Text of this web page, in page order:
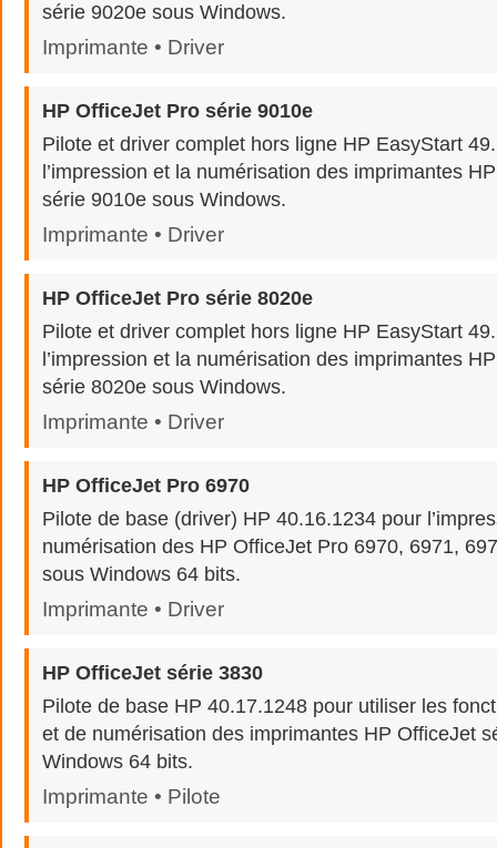
série 9020e sous Windows.
Imprimante • Driver
HP OfficeJet Pro série 9010e
Pilote et driver complet hors ligne HP EasyStart
l’impression et la numérisation des imprimantes
série 9010e sous Windows.
Imprimante • Driver
HP OfficeJet Pro série 8020e
Pilote et driver complet hors ligne HP EasyStart
l’impression et la numérisation des imprimantes
série 8020e sous Windows.
Imprimante • Driver
HP OfficeJet Pro 6970
Pilote de base (driver) HP 40.16.1234 pour
numérisation des HP OfficeJet Pro 6970, 6971,
sous Windows 64 bits.
Imprimante • Driver
HP OfficeJet série 3830
Pilote de base HP 40.17.1248 pour utiliser les
et de numérisation des imprimantes HP OfficeJet
Windows 64 bits.
Imprimante • Pilote